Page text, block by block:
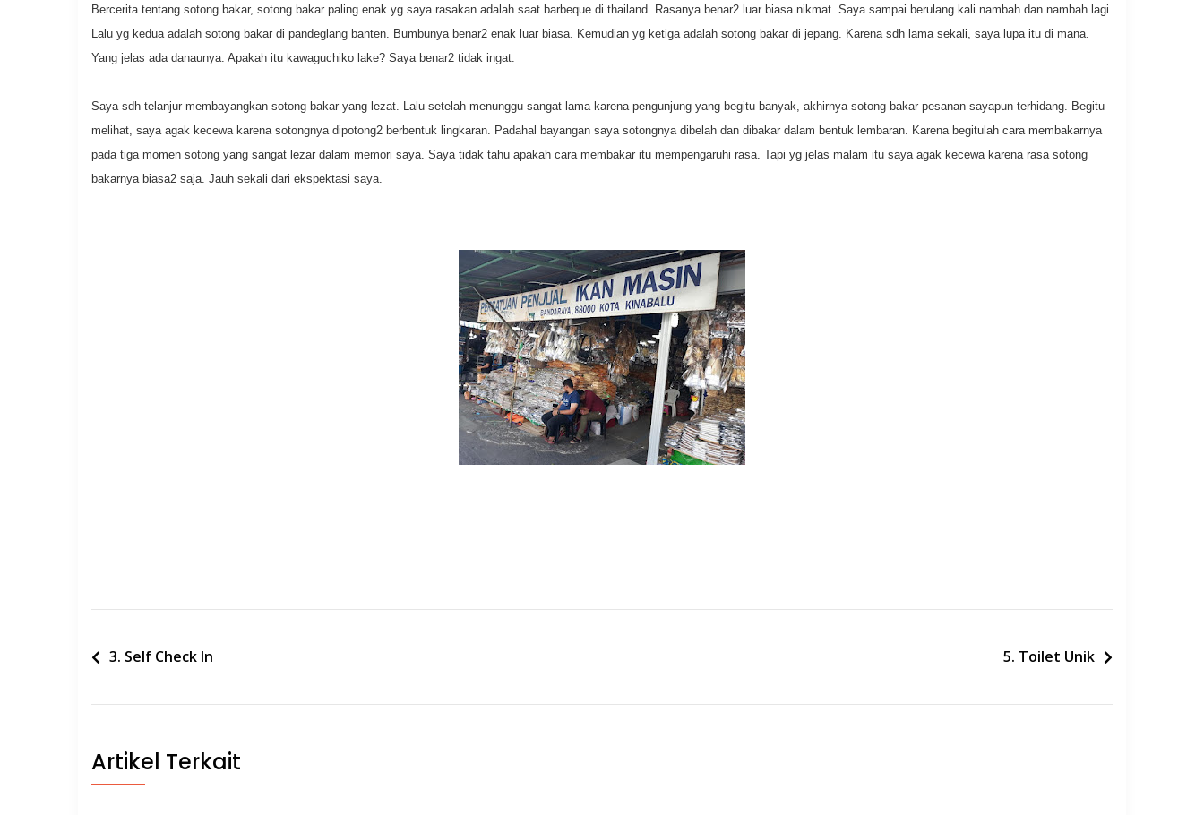
Bercerita tentang sotong bakar, sotong bakar paling enak yg saya rasakan adalah saat barbeque di thailand. Rasanya benar2 luar biasa nikmat. Saya sampai berulang kali nambah dan nambah lagi.
Lalu yg kedua adalah sotong bakar di pandeglang banten. Bumbunya benar2 enak luar biasa. Kemudian yg ketiga adalah sotong bakar di jepang. Karena sdh lama sekali, saya lupa itu di mana.
Yang jelas ada danaunya. Apakah itu kawaguchiko lake? Saya benar2 tidak ingat.
Saya sdh telanjur membayangkan sotong bakar yang lezat. Lalu setelah menunggu sangat lama karena pengunjung yang begitu banyak, akhirnya sotong bakar pesanan sayapun terhidang. Begitu
melihat, saya agak kecewa karena sotongnya dipotong2 berbentuk lingkaran. Padahal bayangan saya sotongnya dibelah dan dibakar dalam bentuk lembaran. Karena begitulah cara membakarnya
pada tiga momen sotong yang sangat lezar dalam memori saya. Saya tidak tahu apakah cara membakar itu mempengaruhi rasa. Tapi yg jelas malam itu saya agak kecewa karena rasa sotong
bakarnya biasa2 saja. Jauh sekali dari ekspektasi saya.
Post
3. Self Check In 5. Toilet Unik
Artikel Terkait